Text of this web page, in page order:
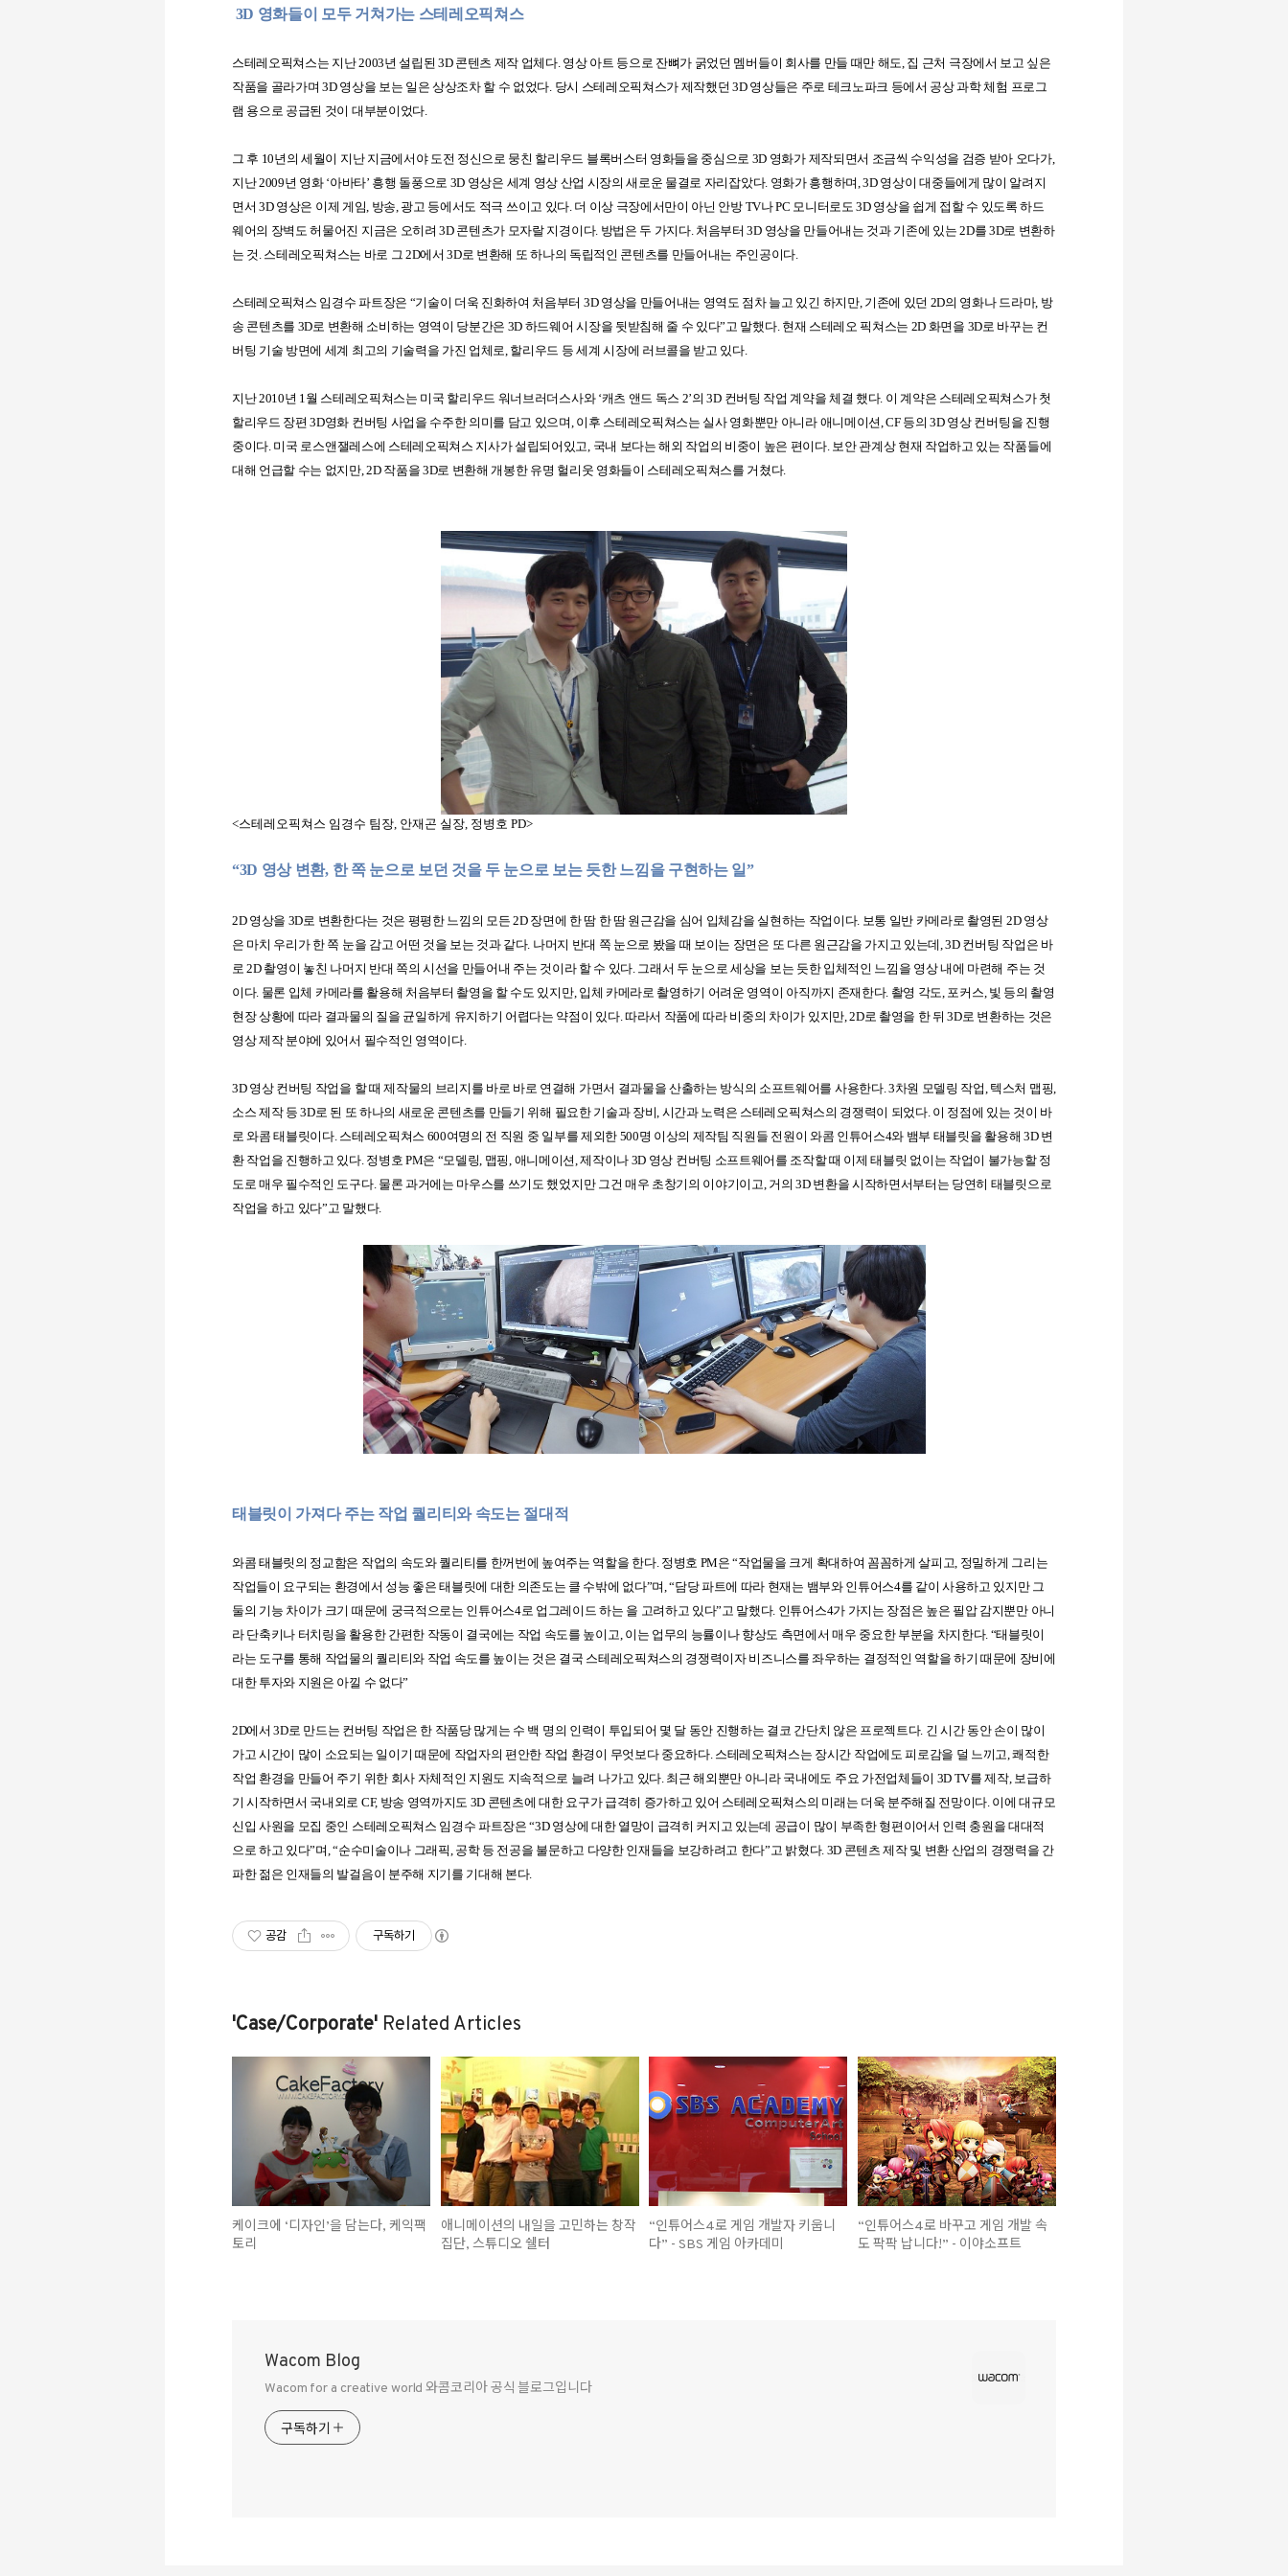
3D 영화들이 모두 거쳐가는 스테레오픽쳐스
스테레오픽쳐스는 지난2003년 설립된 3D 콘텐츠 제작 업체다. 영상 아트 등으로 잔뼈가 굵었던 멤버들이 회사를 만들 때만 해도 집 근처 극장에서 보고 싶은
작품을 골라가며3D 영상을 보는 일은 상상조차 할 수 없었다 당시 스테레오픽쳐스가 제작했던 3D 영상들은 주로 테크노파크 등에서 공상 과학 체험 프로그
램 용으로 공급된 것이 대부분이었다.
그 후 10년의 세월이 지난 지금에서야 도전 정신으로 뭉친 할리우드 블록버스터 영화들을 중심으로 3D 영화가 제작되면서 조금씩 수익성을 검증 받아 오다가,
지난2009년 영화 ‘아바타’ 흥행 돌풍으로 3D 영상은 세계 영상 산업 시장의 새로운 물결로 자리잡았다. 영화가 흥행하며 , 3D 영상이 대중들에게 많이 알려지
면서 3D 영상은 이제 게임 방송 광고 등에서도 적극 쓰이고 있다. 더 이상 극장에서만이 아닌 안방TV나PC 모니터로도 3D 영상을 쉽게 접할 수 있도록 하드
웨어의 장벽도 허물어진 지금은 오히려 3D 콘텐츠가 모자랄 지경이다. 방법은 두 가지다. 처음부터 3D 영상을 만들어내는 것과 기존에 있는 2D를 3D로 변환하
는 것 스테레오픽쳐스는 바로 그 2D에서 3D로 변환해 또 하나의 독립적인 콘텐츠를 만들어내는 주인공이다
스테레오픽쳐스 임경수 파트장은 “기술이 더욱 진화하여 처음부터 3D 영상을 만들어내는 영역도 점차 늘고 있긴 하지만, 기존에 있던 2D의 영화나 드라마, 방
송 콘텐츠를 3D로 변환해 소비하는 영역이 당분간은 3D 하드웨어 시장을 뒷받침해 줄 수 있다” 고 말했다. 현재 스테레오 픽쳐스는 2D 화면을 3D로 바꾸는 컨
버팅 기술 방면에 세계 최고의 기술력을 가진 업체로 할리우드 등 세계 시장에 러브콜을 받고 있다.
지난2010년 1 월 스테레오픽쳐스는 미국 할리우드 워너브러더스사와‘캐츠 앤드 독스 2’의 3D 컨버팅 작업 계약을 체결 했다. 이 계약은 스테레오픽쳐스가 첫
할리우드 장편 3D영화 컨버팅 사업을 수주한 의미를 담고 있으며 이후 스테레오픽쳐스는 실사 영화뿐만 아니라 애니메이션 , CF 등의 3D 영상 컨버팅을 진행
중이다 미국 로스앤잴레스에 스테레오픽쳐스 지사가 설립되어있고 국내 보다는 해외 작업의 비중이 높은 편이다. 보안 관계상 현재 작업하고 있는 작품들에
대해 언급할 수는 없지만, 2D 작품을 3D로 변환해 개봉한 유명 헐리웃 영화들이 스테레오픽쳐스를 거쳤다.
<스테레오픽쳐스 임경수 팀장, 안재곤 실장, 정병호 PD>
“3D 영상 변환, 한 쪽 눈으로 보던 것을 두 눈으로 보는 듯한 느낌을 구현하는 일”
2D 영상을 3D로 변환한다는 것은 평평한 느낌의 모든2D 장면에 한 땀 한 땀 원근감을 심어 입체감을 실현하는 작업이다. 보통 일반 카메라로 촬영된 2D 영상
은 마치 우리가 한 쪽 눈을 감고 어떤 것을 보는 것과 같다. 나머지 반대 쪽 눈으로 봤을 때 보이는 장면은 또 다른 원근감을 가지고 있는데, 3D 컨버팅 작업은 바
로 2D 촬영이 놓친 나머지 반대 쪽의 시선을 만들어내 주는 것이라 할 수 있다. 그래서 두 눈으로 세상을 보는 듯한 입체적인 느낌을 영상 내에 마련해 주는 것
이다. 물론 입체 카메라를 활용해 처음부터 촬영을 할 수도 있지만, 입체 카메라로 촬영하기 어려운 영역이 아직까지 존재한다. 촬영 각도, 포커스, 빛 등의 촬영
현장 상황에 따라 결과물의 질을 균일하게 유지하기 어렵다는 약점이 있다.따라서 작품에 따라 비중의 차이가 있지만, 2D로 촬영을 한 뒤 3D로 변환하는 것은
영상 제작 분야에 있어서 필수적인 영역이다.
3D 영상 컨버팅 작업을 할 때 제작물의 브리지를 바로 바로 연결해 가면서 결과물을 산출하는 방식의 소프트웨어를 사용한다. 3차원 모델링 작업, 텍스처 맵핑,
소스 제작 등3D로 된 또 하나의 새로운 콘텐츠를 만들기 위해 필요한 기술과 장비, 시간과 노력은 스테레오픽쳐스의 경쟁력이 되었다. 이 정점에 있는 것이 바
로 와콤 태블릿이다. 스테레오픽쳐스 600여명의 전 직원 중 일부를 제외한500명 이상의 제작팀 직원들 전원이 와콤 인튜어스4와 뱀부 태블릿을 활용해 3D 변
환 작업을 진행하고 있다. 정병호 PM은 “모델링, 맵핑, 애니메이션,제작이나 3D 영상 컨버팅 소프트웨어를 조작할 때 이제 태블릿 없이는 작업이 불가능할 정
도로 매우 필수적인 도구다. 물론 과거에는 마우스를 쓰기도 했었지만 그건 매우 초창기의 이야기이고, 거의 3D 변환을 시작하면서부터는 당연히 태블릿으로
작업을 하고 있다”고 말했다.
태블릿이 가져다 주는 작업 퀄리티와 속도는 절대적
와콤 태블릿의 정교함은 작업의 속도와 퀄리티를 한꺼번에 높여주는 역할을 한다. 정병호 PM은“작업물을 크게 확대하여 꼼꼼하게 살피고 정밀하게 그리는
작업들이 요구되는 환경에서 성능 좋은 태블릿에 대한 의존도는 클 수밖에 없다”며 , “담당 파트에 따라 현재는 뱀부와 인튜어스4를 같이 사용하고 있지만 그
둘의 기능 차이가 크기 때문에 궁극적으로는 인튜어스4로 업그레이드 하는 을 고려하고 있다” 고 말했다. 인튜어스4가 가지는 장점은 높은 필압 감지뿐만 아니
라 단축키나 터치링을 활용한 간편한 작동이 결국에는 작업 속도를 높이고 이는 업무의 능률이나 향상도 측면에서 매우 중요한 부분을 차지한다. “태블릿이
라는 도구를 통해 작업물의 퀄리티와 작업 속도를 높이는 것은 결국 스테레오픽쳐스의 경쟁력이자 비즈니스를 좌우하는 결정적인 역할을 하기 때문에 장비에
대한 투자와 지원은 아낄 수 없다”
2D에서 3D로 만드는 컨버팅 작업은 한 작품당 많게는 수 백 명의 인력이 투입되어 몇 달 동안 진행하는 결코 간단치 않은 프로젝트다. 긴 시간 동안 손이 많이
가고 시간이 많이 소요되는 일이기 때문에 작업자의 편안한 작업 환경이 무엇보다 중요하다. 스테레오픽쳐스는 장시간 작업에도 피로감을 덜 느끼고 ,쾌적한
작업 환경을 만들어 주기 위한 회사 자체적인 지원도 지속적으로 늘려 나가고 있다. 최근 해외뿐만 아니라 국내에도 주요 가전업체들이 3D TV를 제작, 보급하
기 시작하면서 국내외로 CF, 방송 영역까지도 3D 콘텐츠에 대한 요구가 급격히 증가하고 있어 스테레오픽쳐스의 미래는 더욱 분주해질 전망이다 이에 대규모
신입 사원을 모집 중인 스테레오픽쳐스 임경수 파트장은“3D 영상에 대한 열망이 급격히 커지고 있는데 공급이 많이 부족한 형편이어서 인력 충원을 대대적
으로 하고 있다”며 , “순수미술이나 그래픽 공학 등 전공을 불문하고 다양한 인재들을 보강하려고 한다” 고 밝혔다. 3D 콘텐츠 제작 및 변환 산업의 경쟁력을 간
파한 젊은 인재들의 발걸음이 분주해 지기를 기대해 본다.
공감 구독하기
'Case/Corporate' Related Articles
케이크에 ‘디자인’을 담는다, 케익팩
토리
애니메이션의 내일을 고민하는 창작
집단, 스튜디오 쉘터
“인튜어스4로 게임 개발자 키웁니
다” - SBS 게임 아카데미
“인튜어스4로 바꾸고 게임 개발 속
도 팍팍 납니다!” - 이야소프트
Wacom Blog
Wacom for a creative world 와콤코리아 공식 블로그입니다
구독하기